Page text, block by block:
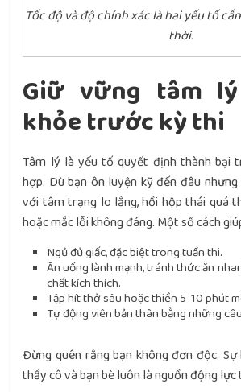
Tốc độ và độ chính xác là hai yếu tố
thời.
Giữ vững tâm
khỏe trước kỳ thi
Tâm lý là yếu tố quyết định thành bại
hợp. Dù bạn ôn luyện kỹ đến đâu
với tâm trạng lo lắng, hồi hộp thái quá
hoặc mắc lỗi không đáng. Một số cách
Ngủ đủ giấc, đặc biệt trong tuần thi.
Ăn uống lành mạnh, tránh thức ăn
chất kích thích.
Tập hít thở sâu hoặc thiền 5-10 phút
Tự động viên bản thân bằng những
Đừng quên rằng bạn không đơn độc.
thầy cô và bạn bè luôn là nguồn động